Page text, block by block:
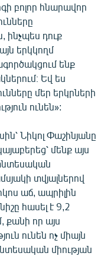
բոլոր հնարավոր
ինչպես դուք
երկկողմ
ենք
Եվ ես
մեր երկրների
ունեն»:
Նիկոլ Փաշինյանը
մենք այս
տվյալներով
աճ, ապրիլին
հասել է 9,2
քանի որ այս
ունեն ոչ միայն
միության